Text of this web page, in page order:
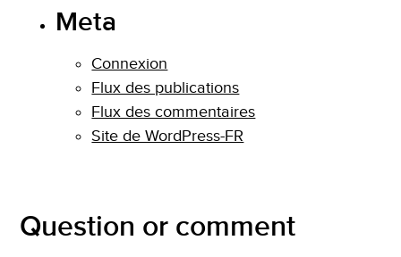
Meta
Connexion
Flux des publications
Flux des commentaires
Site de WordPress-FR
Question or comment